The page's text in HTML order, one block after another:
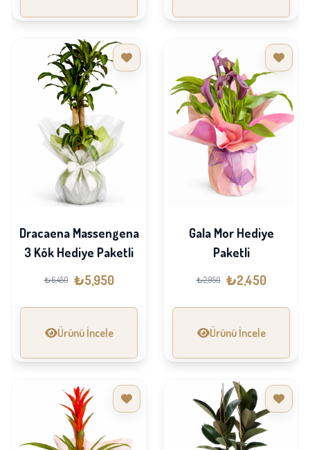
Dracaena Massengena
3 Kök Hediye Paketli
₺6,450 ₺5,950
Ürünü İncele
Gala Mor Hediye
Paketli
₺2,950 ₺2,450
Ürünü İncele